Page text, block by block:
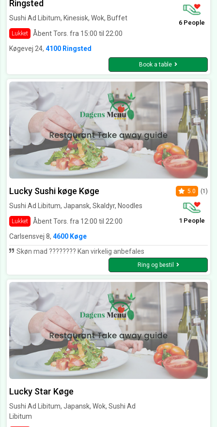
Ringsted
Sushi Ad Libitum, Kinesisk, Wok, Buffet
Lukket Åbent Tors. fra 15:00 til 22:00
6 People
Køgevej 24, 4100 Ringsted
Book a table
Lucky Sushi køge Køge
Sushi Ad Libitum, Japansk, Skaldyr, Noodles
Lukket Åbent Tors. fra 12:00 til 22:00
5.0 (1)
1 People
Carlsensvej 8, 4600 Køge
Skøn mad ???????? Kan virkelig anbefales
Ring og bestil
Lucky Star Køge
Sushi Ad Libitum, Japansk, Wok, Sushi Ad
Libitum